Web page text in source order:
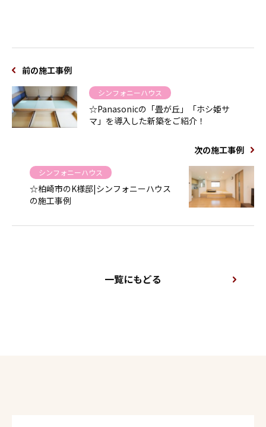
前の施工事例
シンフォニーハウス
☆Panasonicの「畳が丘」「ホシ姫サ
マ」を導入した新築をご紹介！
次の施工事例
シンフォニーハウス
☆柏崎市のK様邸|シンフォニーハウス
の施工事例
一覧にもどる